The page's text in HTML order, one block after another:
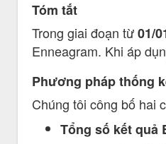
Tóm tắt
Trong giai đoạn từ01/
Enneagram. Khi áp
Phương pháp thống
Chúng tôi công bố hai
Tổng số kết quả